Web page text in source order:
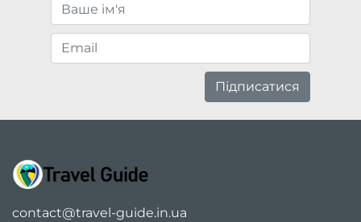
Підписатися
contact@travel-guide.in.ua